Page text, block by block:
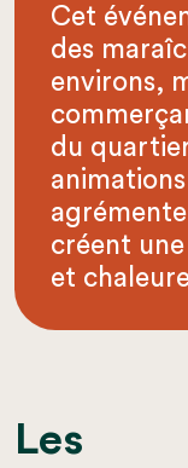
Cet
des
environs,
du
créent
et
Les